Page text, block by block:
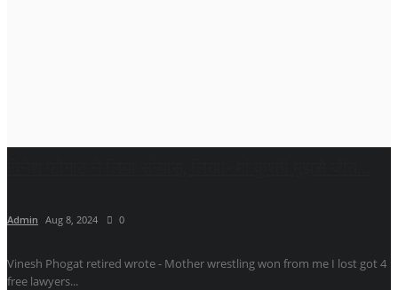
Admin Aug 8, 2024 0
Vinesh Phogat retired wrote - Mother wrestling won from me I lost got 4
free lawyers...